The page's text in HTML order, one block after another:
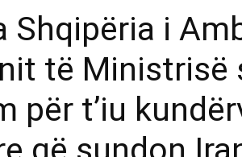
Shqipëria i
të Ministrisë
për t’iu